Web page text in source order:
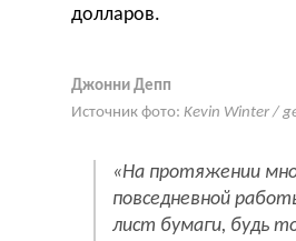
долларов.
Джонни Депп
Источник фото: Kevin Winter /
«На протяжении
повседневной
лист бумаги, будь